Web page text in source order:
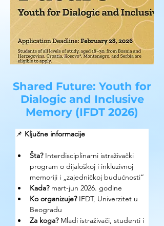
Shared Future: Youth for
Dialogic and Inclusive
Memory (IFDT 2026)
📌 Ključne informacije
Šta? Interdisciplinarni istraživački
program o dijaloškoj i inkluzivnoj
memoriji i „zajedničkoj budućnosti“
Kada? mart-jun 2026. godine
Ko organizuje? IFDT, Univerzitet u
Beogradu
Za koga? Mladi istraživači, studenti i